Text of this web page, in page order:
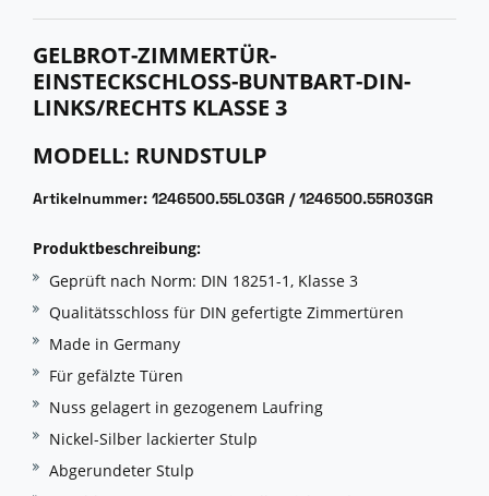
GELBROT-ZIMMERTÜR-
EINSTECKSCHLOSS-BUNTBART-DIN-
LINKS/RECHTS KLASSE 3
MODELL: RUNDSTULP
Artikelnummer: 1246500.55L03GR / 1246500.55R03GR
Produktbeschreibung:
Geprüft nach Norm: DIN 18251-1, Klasse 3
Qualitätsschloss für DIN gefertigte Zimmertüren
Made in Germany
Für gefälzte Türen
Nuss gelagert in gezogenem Laufring
Nickel-Silber lackierter Stulp
Abgerundeter Stulp